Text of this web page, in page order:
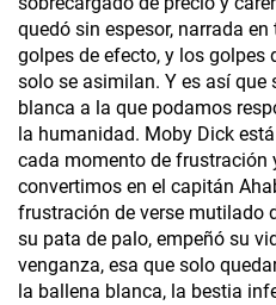
quedó sin espesor, narrada
golpes de efecto, y los golpes
solo se asimilan. Y es así que
blanca a la que podamos
la humanidad. Moby Dick
cada momento de frustración
convertimos en el capitán
frustración de verse mutilado
su pata de palo, empeñó su
venganza, esa que solo
la ballena blanca, la bestia